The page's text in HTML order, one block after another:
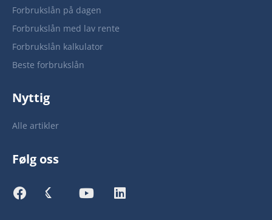
Forbrukslån på dagen
Forbrukslån med lav rente
Forbrukslån kalkulator
Beste forbrukslån
Nyttig
Alle artikler
Følg oss